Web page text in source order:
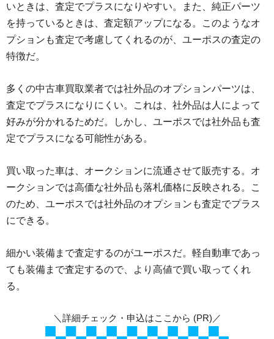
いときは、査定でプラスになりやすい。また、純正パーツ
を持っているときは、査定額アップになる。このようなオ
プションも査定で考慮してくれるのが、ユーポスの査定の
特徴だ。
多くの中古車買取業者では社外品のオプションパーツは、
査定でプラスになりにくい。これは、社外品は人によって
好みが分かれるためだ。しかし、ユーポスでは社外品も査
定でプラスになる可能性がある。
買い取った車は、オークションに流通させて販売する。オ
ークションでは高価な社外品も落札価格に反映される。こ
のため、ユーポスでは社外品のオプションも査定でプラス
にできる。
細かい装備まで査定するのがユーポスだ。軽自動車であっ
ても装備まで査定するので、より高値で買い取ってくれ
る。
＼詳細チェック・申込はここから (PR)／